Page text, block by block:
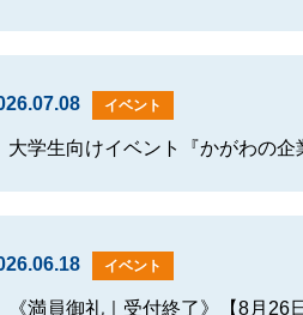
イベント
大学生向けイベント『かがわの企
イベント
《満員御礼｜受付終了》【8月